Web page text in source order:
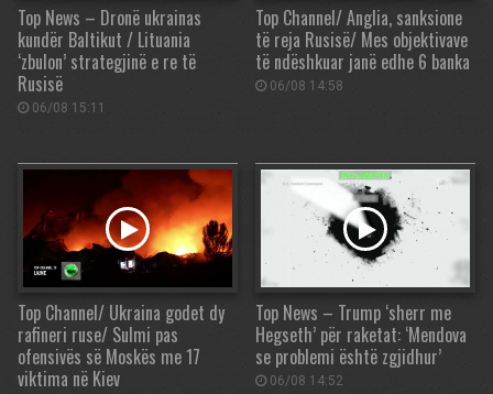
Top News – Dronë ukrainas
kundër Baltikut / Lituania
‘zbulon’ strategjinë e re të
Rusisë
06/08 15:11
Top Channel/ Anglia, sanksione
të reja Rusisë/ Mes objektivave
të ndëshkuar janë edhe 6 banka
06/08 14:58
Top Channel/ Ukraina godet dy
rafineri ruse/ Sulmi pas
ofensivës së Moskës me 17
viktima në Kiev
Top News – Trump ‘sherr me
Hegseth’ për raketat: ‘Mendova
se problemi është zgjidhur’
06/08 14:52